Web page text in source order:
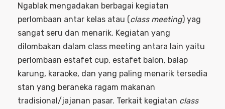
Ngablak mengadakan berbagai kegiatan
perlombaan antar kelas atau (class meeting) yag
sangat seru dan menarik. Kegiatan yang
dilombakan dalam class meeting antara lain yaitu
perlombaan estafet cup, estafet balon, balap
karung, karaoke, dan yang paling menarik tersedia
stan yang beraneka ragam makanan
tradisional/jajanan pasar. Terkait kegiatan class